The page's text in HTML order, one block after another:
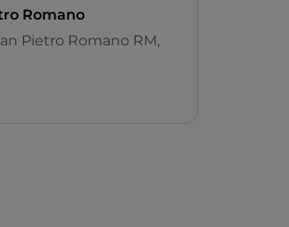
Romano
Pietro Romano RM,